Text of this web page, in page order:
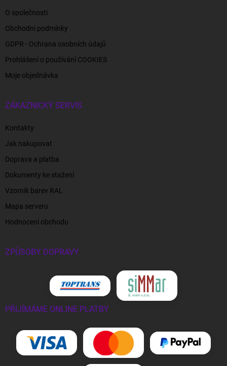
O společnosti
Obchodní podmínky
GDPR - Ochrana osobních údajů
Prohlášení o používání COOKIES
Moje objednávka
ZÁKAZNICKÝ SERVIS
Kontakty
Jak nakupovat
Doprava a platba
Dokumenty ke stažení
Vzorník barev RAL
Mapa serveru
Hodnocení obchodu
ZPŮSOBY DOPRAVY
PŘIJÍMÁME ONLINE PLATBY